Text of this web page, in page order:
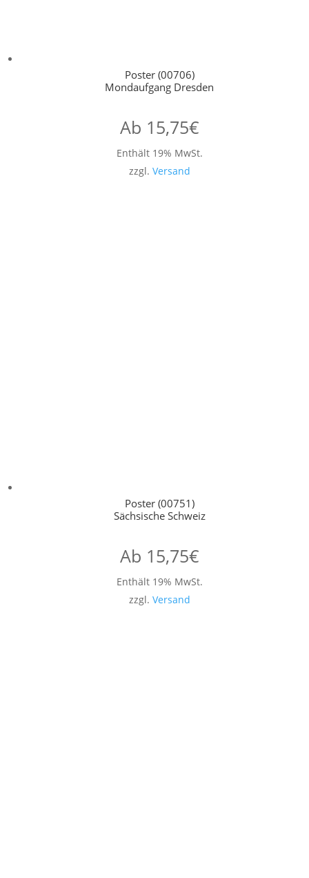
Poster (00706)
Mondaufgang Dresden
Ab 15,75€
Enthält 19% MwSt.
zzgl. Versand
Poster (00751)
Sächsische Schweiz
Ab 15,75€
Enthält 19% MwSt.
zzgl. Versand